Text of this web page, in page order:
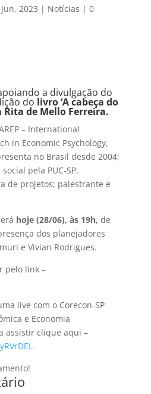
2023 | Notícias | 0
a divulgação do
do livro ‘A cabeça do
Rita de Mello Ferreira.
– International
in Economic Psychology,
no Brasil desde 2004;
pela PUC-SP,
de projetos; palestrante e
hoje (28/06), às 19h, de
dos planejadores
e Vivian Rodrigues.
pelo link –
live com o Corecon-SP
e Economia
assistir clique aqui –